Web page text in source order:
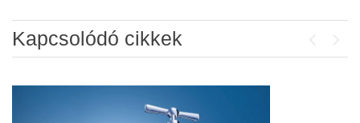
Kapcsolódó cikkek
Álláspályázat – konyhai kisegítő